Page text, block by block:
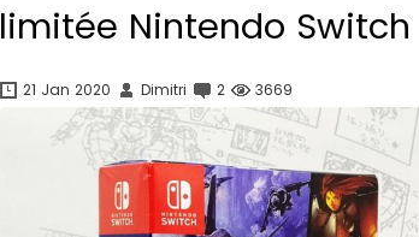
limitée Nintendo Switch
21 Jan 2020 Dimitri 2 3669